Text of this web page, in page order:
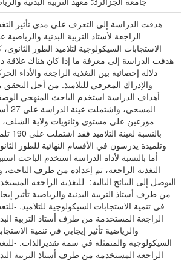
هدفت الدراسة إلى التعرف على مدى تأثير
الراجعة لأستاذ التربية البدنية والرياضية
الاستجابات السيكولوجية لتلاميذ الطور الثانوي،
هدفت الدراسة إلى معرفة ما إذا كان هناك علاقة
دلالة إحصائية بين التغذية الراجعة والأداء
والإدراك المعرفي للتلاميذ. من أجل
أهداف الدراسة استخدم الباحث المنهجي
المسحي،
موزعين على مستوى وثانويات ولاية الشلف،
بالنسبة لعينة
وتلميذة يدرسون في الأقسام النهائية للطور
أما بالنسبة لأداة الدراسة استخدم الباحث
التغذية الراجعة، تم إعداده من طرف الباحث،
التوصل إلى النتائج التالية: -للتغذية الراجعة
من طرف أستاذ التربية البدنية والرياضية تأثير
في تنمية الاستجابات السيكولوجية للتلاميذ. -
الراجعة المستخدمة من طرف أستاذ التربية
والرياضية تأثير إيجابي في تنمية
السيكولوجية والمتمثلة في سمة تقديرالذات. -
الراجعة المستخدمة من طرف أستاذ التربية